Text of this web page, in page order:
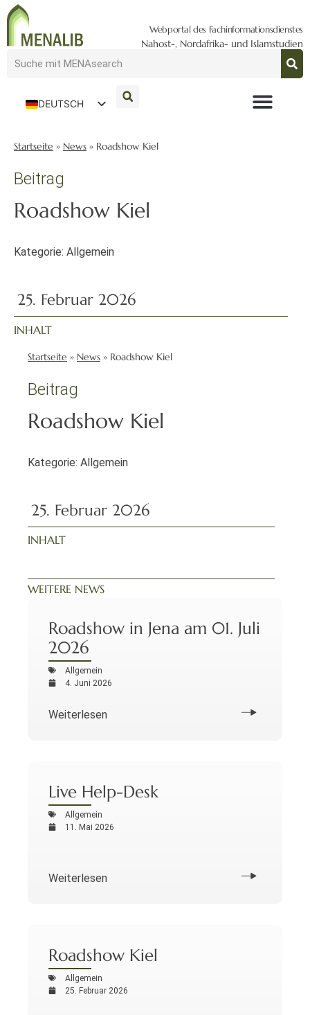
Webportal des Fachinformationsdienstes
Nahost-, Nordafrika- und Islamstudien
DEUTSCH
Startseite » News » Roadshow Kiel
Beitrag
Roadshow Kiel
Kategorie: Allgemein
25. Februar 2026
INHALT
Startseite » News » Roadshow Kiel
Beitrag
Roadshow Kiel
Kategorie: Allgemein
25. Februar 2026
INHALT
WEITERE NEWS
Roadshow in Jena am 01. Juli
2026
Allgemein
4. Juni 2026
Weiterlesen
Live Help-Desk
Allgemein
11. Mai 2026
Weiterlesen
Roadshow Kiel
Allgemein
25. Februar 2026